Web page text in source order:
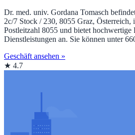
Dr. med. univ. Gordana Tomasch
2c/7 Stock / 230, 8055 Graz, Österreich,
Postleitzahl 8055 und bietet hochwertige
Dienstleistungen an. Sie können unter
Geschäft ansehen »
★ 4.7